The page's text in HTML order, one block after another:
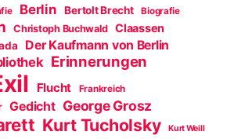
Berlin Bertolt Brecht Biografie
Christoph Buchwald Claassen
Der Kaufmann von Berlin
Erinnerungen
Flucht Frankreich
Gedicht George Grosz
Kurt Tucholsky Kurt Weill